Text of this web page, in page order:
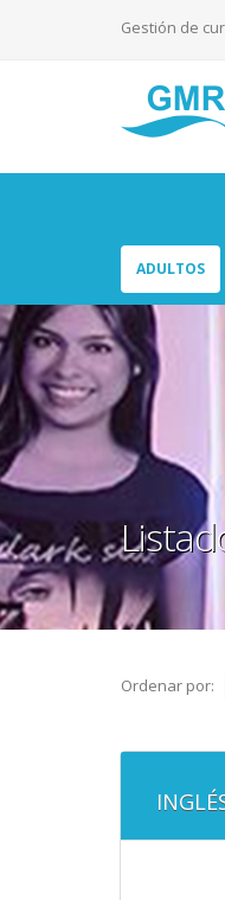
Gestión de
ADULTOS
Ordenar por: